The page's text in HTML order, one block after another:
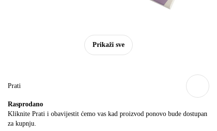
Prikaži sve
Prati
Rasprodano
Kliknite Prati i obavijestit ćemo vas kad proizvod ponovo bude dostupan
za kupnju.